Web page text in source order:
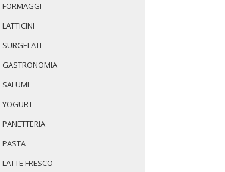
FORMAGGI
LATTICINI
SURGELATI
GASTRONOMIA
SALUMI
YOGURT
PANETTERIA
PASTA
LATTE FRESCO